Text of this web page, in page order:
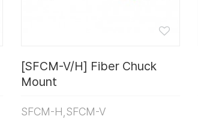
[SFCM-V/H] Fiber Chuck
Mount
SFCM-H,SFCM-V